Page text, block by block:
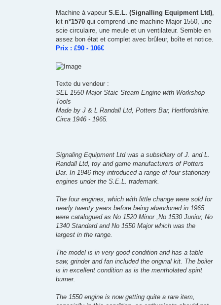
g
n
o
l
u
Machine à vapeur S.E.L. (Signalling Equipment Ltd),
kit n°1570qui comprend une machine Major 1550, une
scie circulaire, une meule et un ventilateur. Semble en
assez bon état et complet avec brûleur, boîte et notice.
Prix : £90 - 106€
Texte du vendeur :
SEL 1550 Major Staic Steam Engine with Workshop
Tools
Made by J & L Randall Ltd, Potters Bar, Hertfordshire.
Circa 1946 - 1965.
Signaling Equipment Ltd was a subsidiary of J. and L.
Randall Ltd, toy and game manufacturers of Potters
Bar. In 1946 they introduced a range of four stationary
engines under the S.E.L. trademark.
The four engines, which with little change were sold for
nearly twenty years before being abandoned in 1965.
were catalogued as No 1520 Minor ,No 1530 Junior, No
1340 Standard and No 1550 Major which was the
largest in the range.
The model is in very good condition and has a table
saw, grinder and fan included the original kit. The boiler
is in excellent condition as is the mentholated spirit
burner.
The 1550 engine is now getting quite a rare item,